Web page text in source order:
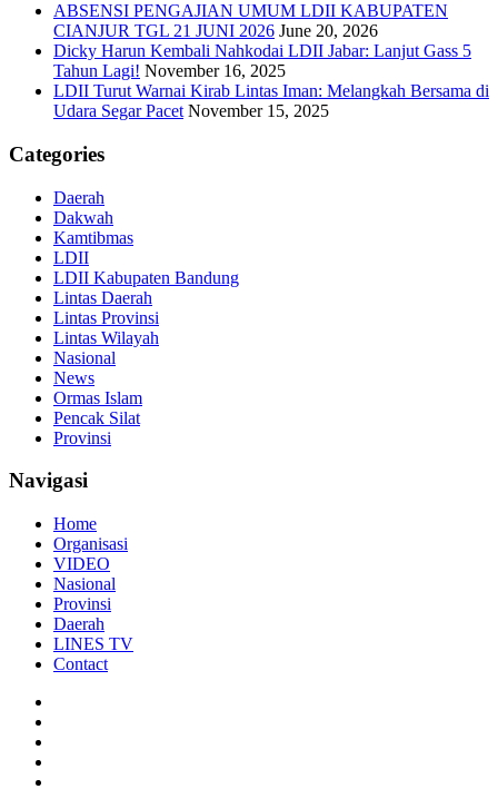
ABSENSI PENGAJIAN UMUM LDII KABUPATEN
CIANJUR TGL 21 JUNI 2026 June 20, 2026
Dicky Harun Kembali Nahkodai LDII Jabar: Lanjut Gass 5
Tahun Lagi! November 16, 2025
LDII Turut Warnai Kirab Lintas Iman: Melangkah Bersama di
Udara Segar Pacet November 15, 2025
Categories
Daerah
Dakwah
Kamtibmas
LDII
LDII Kabupaten Bandung
Lintas Daerah
Lintas Provinsi
Lintas Wilayah
Nasional
News
Ormas Islam
Pencak Silat
Provinsi
Navigasi
Home
Organisasi
VIDEO
Nasional
Provinsi
Daerah
LINES TV
Contact